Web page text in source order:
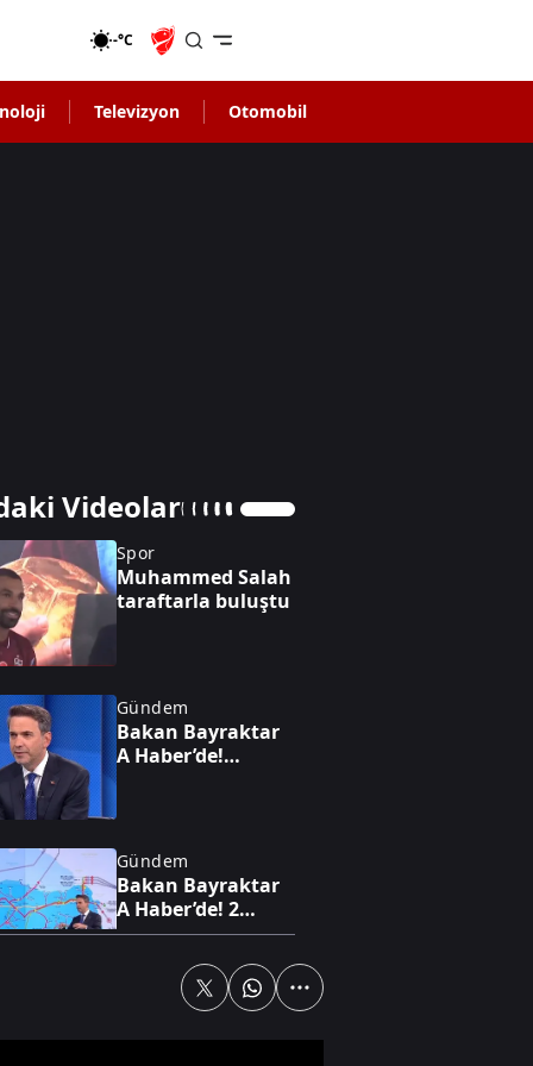
-°C
Televizyon Otomobil
Videolar
Spor
Muhammed Salah
taraftarla buluştu
Gündem
Bakan Bayraktar
A Haber’de!
Bulgaristan'da
sahaya iniyor
Gündem
Bakan Bayraktar
A Haber’de! 2
trilyon dolarlık
Türkiye sahada
oyunu değiştiriyor
Bakan